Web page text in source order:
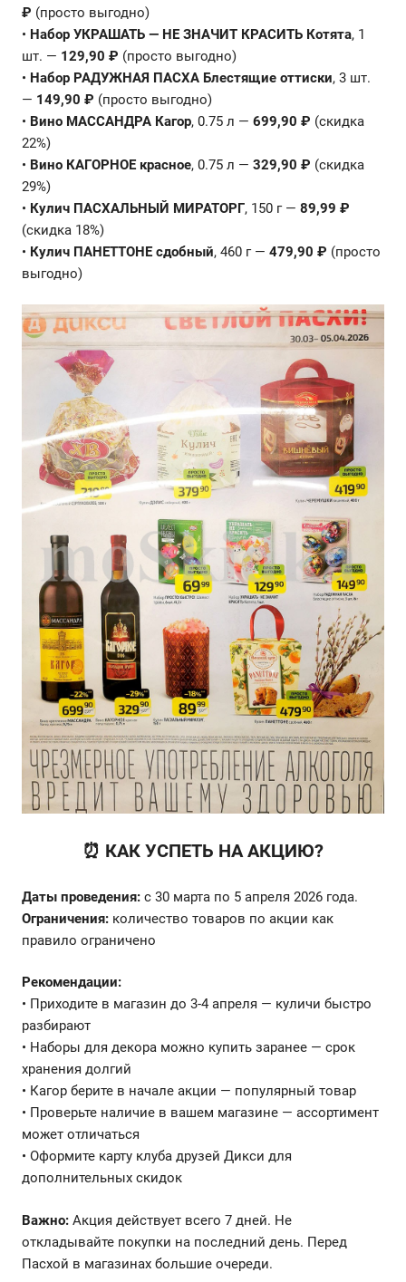
₽ (просто выгодно)
• Набор УКРАШАТЬ — НЕ ЗНАЧИТ КРАСИТЬ Котята, 1
шт. — 129,90 ₽ (просто выгодно)
• Набор РАДУЖНАЯ ПАСХА Блестящие оттиски, 3 шт.
— 149,90 ₽ (просто выгодно)
• Вино МАССАНДРА Кагор, 0.75 л — 699,90 ₽ (скидка
22%)
• Вино КАГОРНОЕ красное, 0.75 л — 329,90 ₽ (скидка
29%)
• Кулич ПАСХАЛЬНЫЙ МИРАТОРГ, 150 г — 89,99 ₽
(скидка 18%)
• Кулич ПАНЕТТОНЕ сдобный, 460 г — 479,90 ₽ (просто
выгодно)
⏰ КАК УСПЕТЬ НА АКЦИЮ?
Даты проведения: с 30 марта по 5 апреля 2026 года.
Ограничения: количество товаров по акции как
правило ограничено
Рекомендации:
• Приходите в магазин до 3-4 апреля — куличи быстро
разбирают
• Наборы для декора можно купить заранее — срок
хранения долгий
• Кагор берите в начале акции — популярный товар
• Проверьте наличие в вашем магазине — ассортимент
может отличаться
• Оформите карту клуба друзей Дикси для
дополнительных скидок
Важно: Акция действует всего 7 дней. Не
откладывайте покупки на последний день. Перед
Пасхой в магазинах большие очереди.